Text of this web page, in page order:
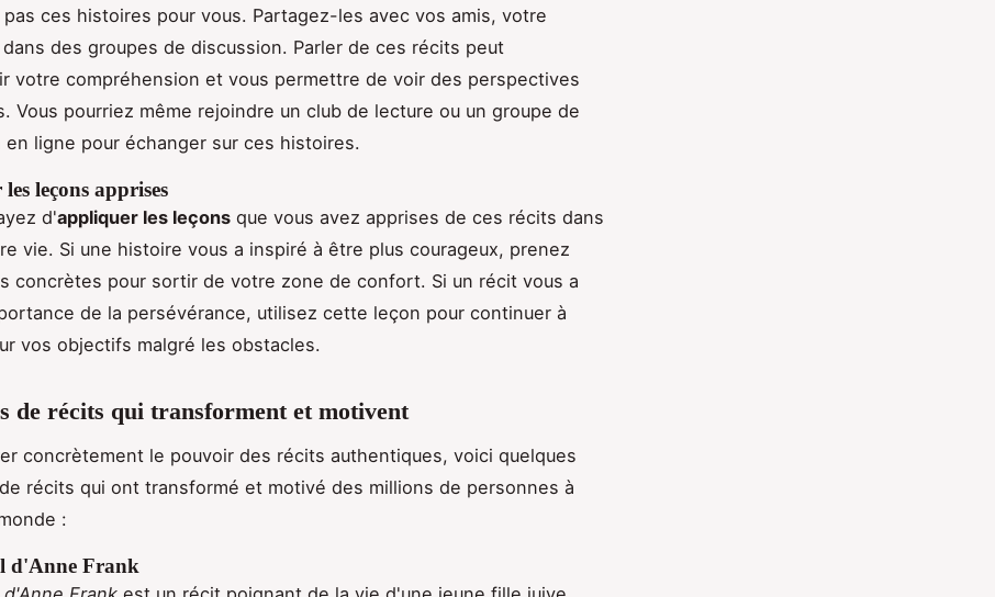
pas ces histoires pour vous. Partagez-les avec vos amis, votre
des groupes de discussion. Parler de ces récits peut
votre compréhension et vous permettre de voir des perspectives
Vous pourriez même rejoindre un club de lecture ou un groupe de
en ligne pour échanger sur ces histoires.
leçons apprises
d'appliquer les leçons que vous avez apprises de ces récits dans
vie. Si une histoire vous a inspiré à être plus courageux, prenez
concrètes pour sortir de votre zone de confort. Si un récit vous a
de la persévérance, utilisez cette leçon pour continuer à
vos objectifs malgré les obstacles.
de récits qui transforment et motivent
concrètement le pouvoir des récits authentiques, voici quelques
récits qui ont transformé et motivé des millions de personnes à
:
d'Anne Frank